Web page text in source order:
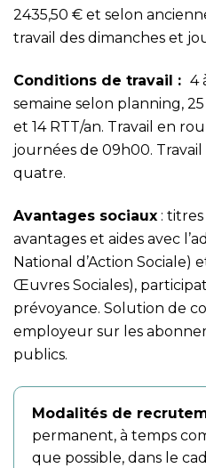
2435,50 € et selon
travail des dimanches et
Conditions de travail : 4
semaine selon planning,
et 14 RTT/an. Travail en
journées de 09h00.
quatre.
Avantages sociaux :
avantages et aides avec
National d’Action Sociale)
Œuvres Sociales),
prévoyance. Solution de
employeur sur les
publics.
Modalités de
permanent, à temps
que possible, dans le